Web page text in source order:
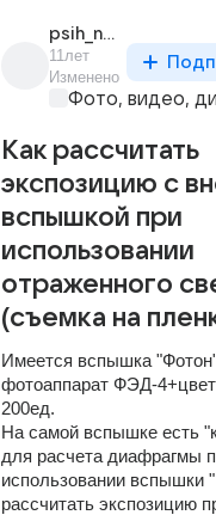
psih_neformalov
11лет
Изменено
Фото, видео,
Как рассчитать
экспозицию с
вспышкой при
использовании
отраженного
(съемка на
Имеется вспышка
фотоаппарат ФЭД-
200ед.
На самой вспышке есть
для расчета диафрагмы
использовании вспышки
рассчитать экспозицию